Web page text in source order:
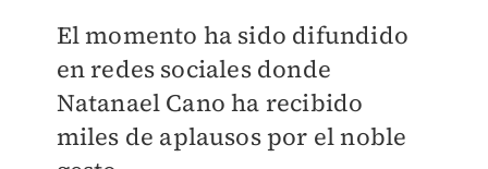
El momento ha sido difundido
en redes sociales donde
Natanael Cano ha recibido
miles de aplausos por el noble